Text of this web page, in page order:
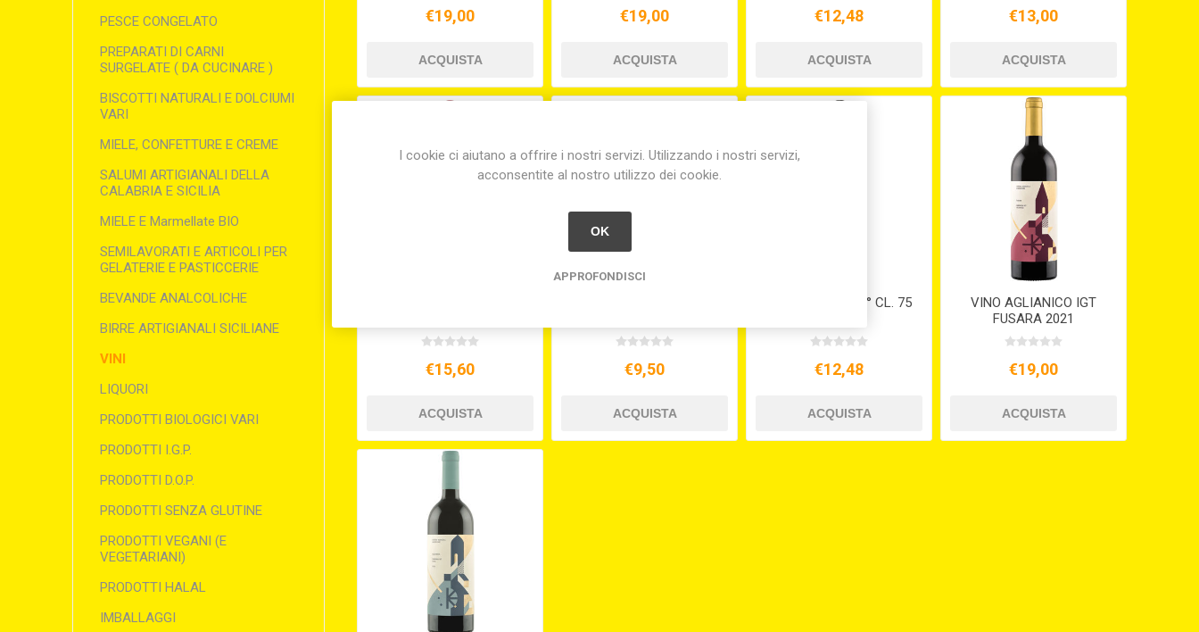
€19,00 €19,00 €12,48 €13,00
€15,60 €9,50
VERDECA IGT 12° CL. 75
€12,48
VINO AGLIANICO IGT
FUSARA 2021
€19,00
PESCE CONGELATO
PREPARATI DI CARNI
SURGELATE ( DA CUCINARE )
BISCOTTI NATURALI E DOLCIUMI
VARI
MIELE, CONFETTURE E CREME
SALUMI ARTIGIANALI DELLA
CALABRIA E SICILIA
MIELE E Marmellate BIO
SEMILAVORATI E ARTICOLI PER
GELATERIE E PASTICCERIE
BEVANDE ANALCOLICHE
BIRRE ARTIGIANALI SICILIANE
VINI
LIQUORI
PRODOTTI BIOLOGICI VARI
PRODOTTI I.G.P.
PRODOTTI D.O.P.
PRODOTTI SENZA GLUTINE
PRODOTTI VEGANI (E
VEGETARIANI)
PRODOTTI HALAL
IMBALLAGGI
I cookie ci aiutano a offrire i nostri servizi. Utilizzando i nostri servizi,
acconsentite al nostro utilizzo dei cookie.
OK
APPROFONDISCI